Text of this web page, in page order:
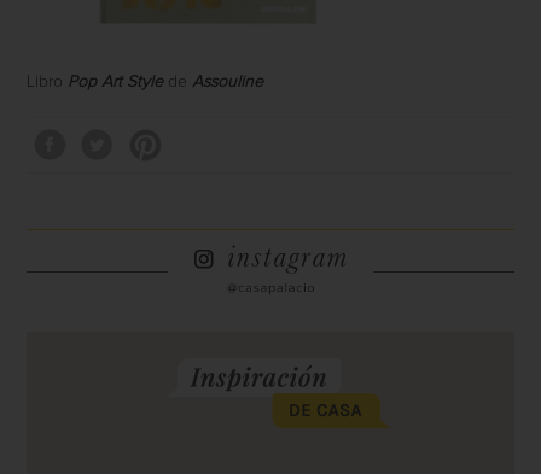
Libro Pop Art Style de Assouline